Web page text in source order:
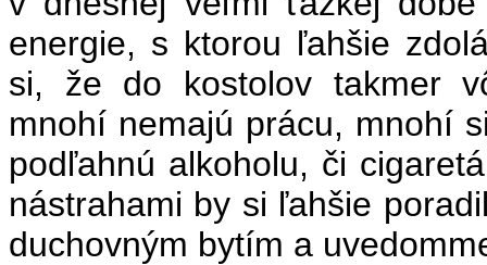
energie, s ktorou ľahšie
si, že do kostolov takmer
mnohí nemajú prácu, mnohí
podľahnú alkoholu, či
nástrahami by si ľahšie
duchovným bytím a